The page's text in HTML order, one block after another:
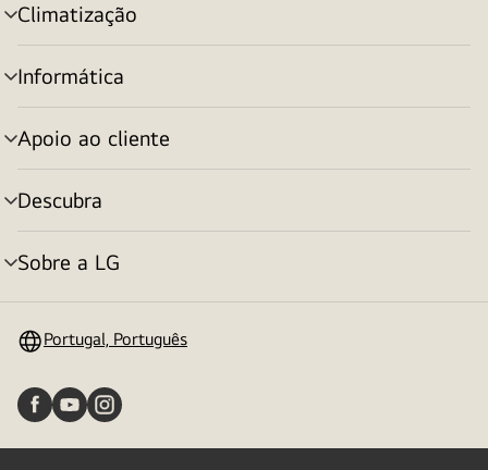
Climatização
alternar
menu
Informática
alternar
menu
Apoio ao cliente
alternar
menu
Descubra
alternar
menu
Sobre a LG
alternar
Portugal, Português